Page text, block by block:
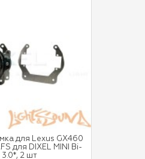
для Lexus GX460
для DIXEL MINI Bi-
3.0*, 2 шт